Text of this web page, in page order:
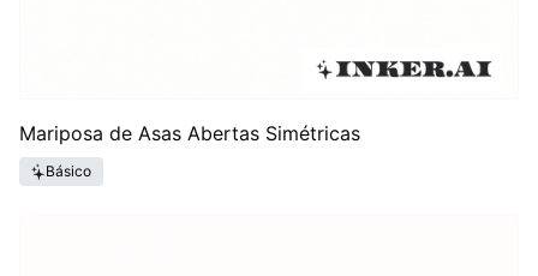
Mariposa de Asas Abertas Simétricas
Básico